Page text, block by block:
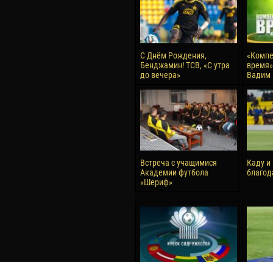
С Днём Рождения,
Бенджамин! ТСВ, «С утра
до вечера»
Вадим
Встреча с учащимися
Академии футбола
«Шериф»
Каду